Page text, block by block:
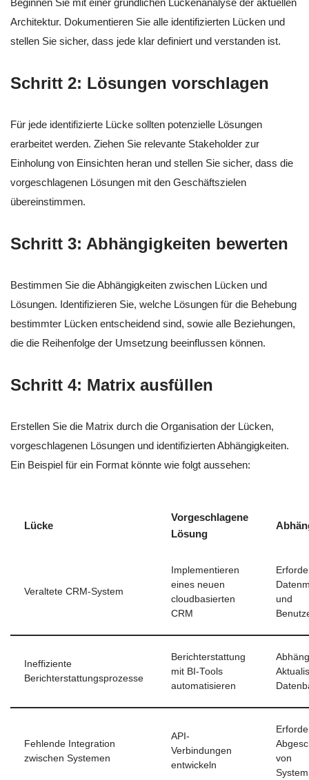
Beginnen Sie mit einer gründlichen Lückenanalyse der aktuellen
Architektur. Dokumentieren Sie alle identifizierten Lücken und
stellen Sie sicher, dass jede klar definiert und verstanden ist.
Schritt 2: Lösungen vorschlagen
Für jede identifizierte Lücke sollten potenzielle Lösungen
erarbeitet werden. Ziehen Sie relevante Stakeholder zur
Einholung von Einsichten heran und stellen Sie sicher, dass die
vorgeschlagenen Lösungen mit den Geschäftszielen
übereinstimmen.
Schritt 3: Abhängigkeiten bewerten
Bestimmen Sie die Abhängigkeiten zwischen Lücken und
Lösungen. Identifizieren Sie, welche Lösungen für die Behebung
bestimmter Lücken entscheidend sind, sowie alle Beziehungen,
die die Reihenfolge der Umsetzung beeinflussen können.
Schritt 4: Matrix ausfüllen
Erstellen Sie die Matrix durch die Organisation der Lücken,
vorgeschlagenen Lösungen und identifizierten Abhängigkeiten.
Ein Beispiel für ein Format könnte wie folgt aussehen:
Lücke
Vorgeschlagene
Lösung
Veraltete CRM-System
Implementieren
eines neuen
cloudbasierten
CRM
und
Ineffiziente
Berichterstattungsprozesse
Berichterstattung
mit BI-Tools
automatisieren
Fehlende Integration
zwischen Systemen
API-
Verbindungen
entwickeln
von